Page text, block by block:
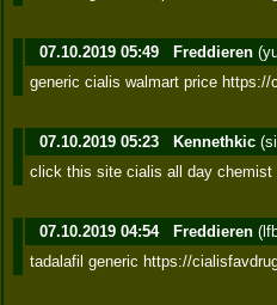
07.10.2019 05:49 Freddieren
generic cialis walmart price
07.10.2019 05:23 Kennethkic
click this site cialis all day chemist
07.10.2019 04:54 Freddieren
tadalafil generic https://